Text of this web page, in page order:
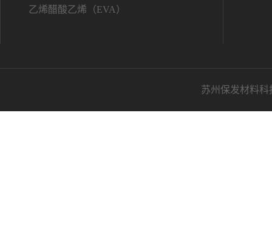
乙烯醋酸乙烯（EVA）
苏州保发材料科